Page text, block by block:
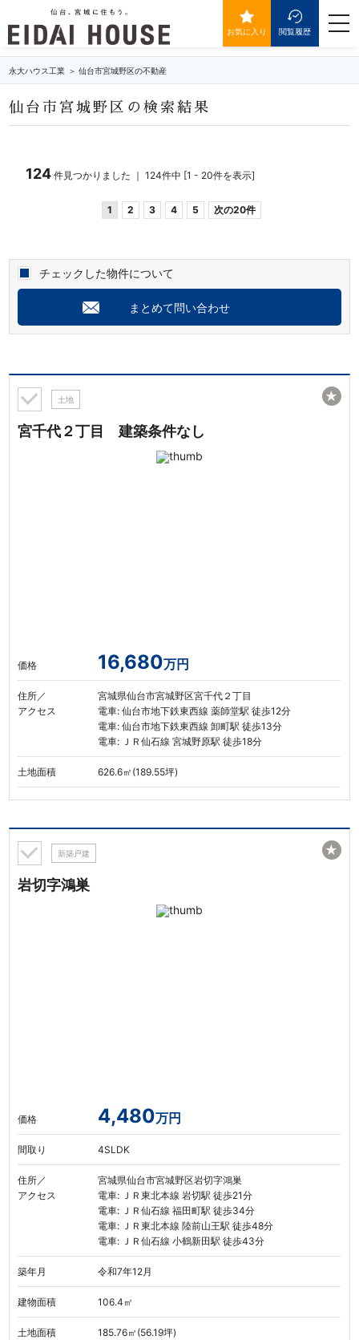
お気に入り 閲覧履歴
永大ハウス工業 仙台市宮城野区の不動産
仙台市宮城野区の検索結果
124 件見つかりました ｜ 124件中 [1 - 20件を表示]
1 2 3 4 5 次の20件
チェックした物件について
まとめて問い合わせ
土地
宮千代２丁目 建築条件なし
価格 16,680万円
住所／
アクセス
宮城県仙台市宮城野区宮千代２丁目
電車: 仙台市地下鉄東西線 薬師堂駅 徒歩12分
電車: 仙台市地下鉄東西線 卸町駅 徒歩13分
電車: ＪＲ仙石線 宮城野原駅 徒歩18分
土地面積 626.6㎡(189.55坪)
★
新築戸建
岩切字鴻巣
価格 4,480万円
間取り 4SLDK
住所／
アクセス
宮城県仙台市宮城野区岩切字鴻巣
電車: ＪＲ東北本線 岩切駅 徒歩21分
電車: ＪＲ仙石線 福田町駅 徒歩34分
電車: ＪＲ東北本線 陸前山王駅 徒歩48分
電車: ＪＲ仙石線 小鶴新田駅 徒歩43分
築年月 令和7年12月
建物面積 106.4㎡
土地面積 185.76㎡(56.19坪)
★